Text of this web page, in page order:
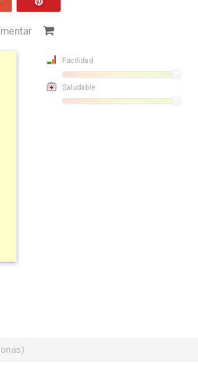
Facilidad
Saludable